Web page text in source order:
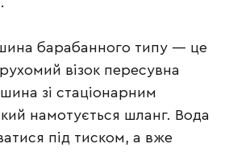
барабанного типу — це
візок пересувна
зі стаціонарним
намотується шланг. Вода
під тиском, а вже